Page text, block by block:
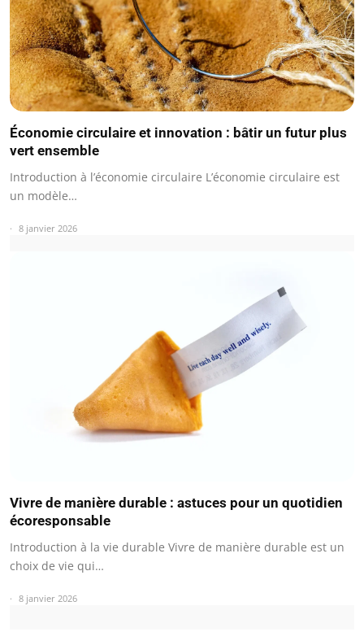
Économie circulaire et innovation : bâtir un futur plus
vert ensemble
Introduction à l’économie circulaire L’économie circulaire est
un modèle…
8 janvier 2026
Vivre de manière durable : astuces pour un quotidien
écoresponsable
Introduction à la vie durable Vivre de manière durable est un
choix de vie qui…
8 janvier 2026